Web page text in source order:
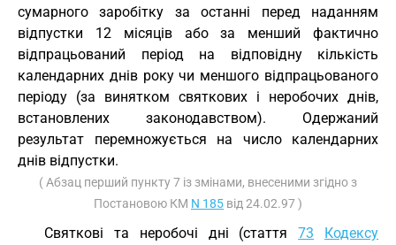
сумарного заробітку за останні перед наданням
відпустки 12 місяців або за менший фактично
відпрацьований період на відповідну кількість
календарних днів року чи меншого відпрацьованого
періоду (за винятком святкових і неробочих днів,
встановлених законодавством). Одержаний
результат перемножується на число календарних
днів відпустки.
( Абзац перший пункту 7 із змінами, внесеними згідно з
Постановою КМ N 185 від 24.02.97 )
Святкові та неробочі дні (стаття73
Кодексу